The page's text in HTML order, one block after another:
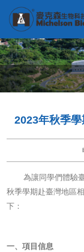
2023年秋季
為讓同學們體驗
秋季學期赴臺灣地區
下：
一、項目信息